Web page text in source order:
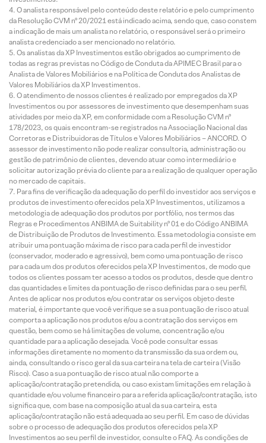
O analista responsável pelo conteúdo deste relatório e pelo cumprimento
da Resolução CVM nº 20/2021 está indicado acima, sendo que, caso constem
a indicação de mais um analista no relatório, o responsável será o primeiro
analista credenciado a ser mencionado no relatório.
Os analistas da XP Investimentos estão obrigados ao cumprimento de
todas as regras previstas no Código de Conduta da APIMEC Brasil para o
Analista de Valores Mobiliários e na Política de Conduta dos Analistas de
Valores Mobiliários da XP Investimentos.
O atendimento de nossos clientes é realizado por empregados da XP
Investimentos ou por assessores de investimento que desempenham suas
atividades por meio da XP, em conformidade com a Resolução CVM nº
178/2023, os quais encontram-se registrados na Associação Nacional das
Corretoras e Distribuidoras de Títulos e Valores Mobiliários – ANCORD. O
assessor de investimento não pode realizar consultoria, administração ou
gestão de patrimônio de clientes, devendo atuar como intermediário e
solicitar autorização prévia do cliente para a realização de qualquer operação
no mercado de capitais.
Para fins de verificação da adequação do perfil do investidor aos serviços e
produtos de investimento oferecidos pela XP Investimentos, utilizamos a
metodologia de adequação dos produtos por portfólio, nos termos das
Regras e Procedimentos ANBIMA de Suitability nº 01 e do Código ANBIMA
de Distribuição de Produtos de Investimento. Essa metodologia consiste em
atribuir uma pontuação máxima de risco para cada perfil de investidor
(conservador, moderado e agressivo), bem como uma pontuação de risco
para cada um dos produtos oferecidos pela XP Investimentos, de modo que
todos os clientes possam ter acesso a todos os produtos, desde que dentro
das quantidades e limites da pontuação de risco definidas para o seu perfil.
Antes de aplicar nos produtos e/ou contratar os serviços objeto deste
material, é importante que você verifique se a sua pontuação de risco atual
comporta a aplicação nos produtos e/ou a contratação dos serviços em
questão, bem como se há limitações de volume, concentração e/ou
quantidade para a aplicação desejada. Você pode consultar essas
informações diretamente no momento da transmissão da sua ordem ou,
ainda, consultando o risco geral da sua carteira na tela de carteira (Visão
Risco). Caso a sua pontuação de risco atual não comporte a
aplicação/contratação pretendida, ou caso existam limitações em relação à
quantidade e/ou volume financeiro para a referida aplicação/contratação, isto
significa que, com base na composição atual da sua carteira, esta
aplicação/contratação não está adequada ao seu perfil. Em caso de dúvidas
sobre o processo de adequação dos produtos oferecidos pela XP
Investimentos ao seu perfil de investidor, consulte o FAQ. As condições de